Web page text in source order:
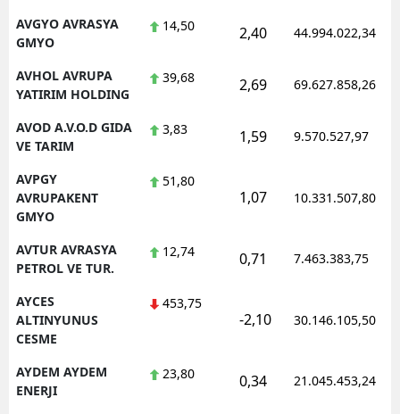
AVGYO AVRASYA
GMYO
14,50 2,40 44.994.022,34
AVHOL AVRUPA
YATIRIM HOLDING
39,68 2,69 69.627.858,26
AVOD A.V.O.D GIDA
VE TARIM
3,83 1,59 9.570.527,97
AVPGY
AVRUPAKENT
GMYO
51,80
1,07 10.331.507,80
AVTUR AVRASYA
PETROL VE TUR.
12,74 0,71 7.463.383,75
AYCES
ALTINYUNUS
CESME
453,75
-2,10 30.146.105,50
AYDEM AYDEM
ENERJI
23,80 0,34 21.045.453,24